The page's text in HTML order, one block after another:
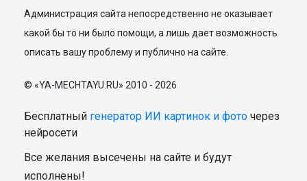
Администрация сайта непосредственно не оказывает
какой бы то ни было помощи, а лишь дает возможность
описать вашу проблему и публично на сайте.
© «YA-MECHTAYU.RU» 2010 - 2026
Бесплатный генератор ИИ картинок и фото через
нейросети
Все желания высечены на сайте и будут
исполнены!